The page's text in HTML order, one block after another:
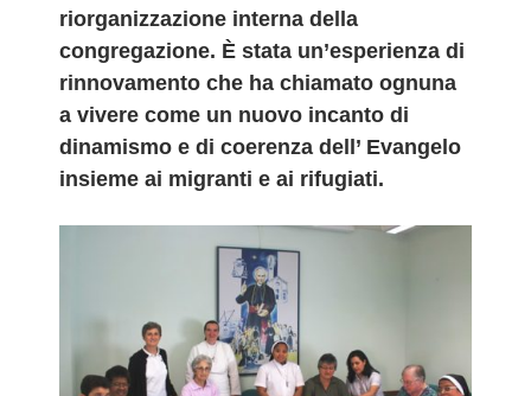
riorganizzazione interna della
congregazione. È stata un’esperienza di
rinnovamento che ha chiamato ognuna
a vivere come un nuovo incanto di
dinamismo e di coerenza dell’ Evangelo
insieme ai migranti e ai rifugiati.